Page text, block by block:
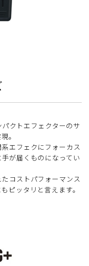
パクトエフェクターのサ
。
エフェクにフォーカス
が届くものになってい
コストパフォーマンス
ピッタリと言えます。